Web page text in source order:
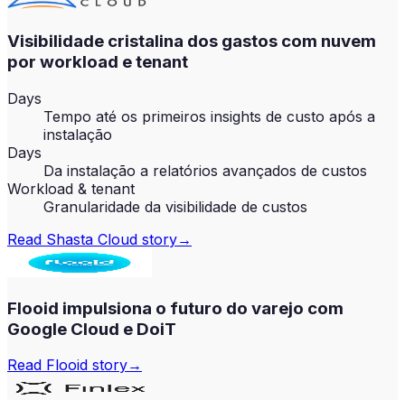
Visibilidade cristalina dos gastos com nuvem
por workload e tenant
Days
Tempo até os primeiros insights de custo após a
instalação
Days
Da instalação a relatórios avançados de custos
Workload & tenant
Granularidade da visibilidade de custos
Read Shasta Cloud story→
Flooid impulsiona o futuro do varejo com
Google Cloud e DoiT
Read Flooid story→